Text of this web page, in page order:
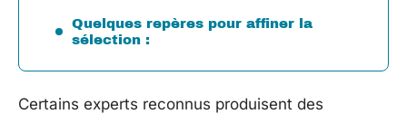
Quelques repères pour affiner la
sélection :
Certains experts reconnus produisent des